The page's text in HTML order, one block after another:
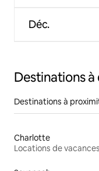
Déc.
Destinations
Destinations à
Charlotte
Locations de vacances